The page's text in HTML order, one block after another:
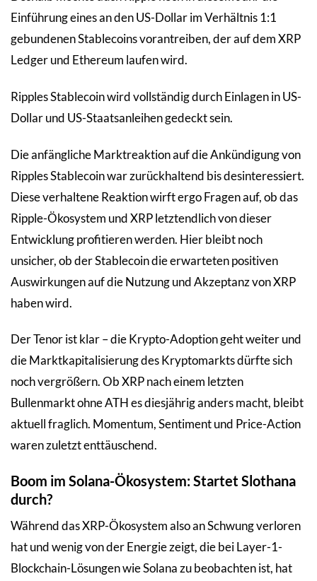
Einführung eines an den US-Dollar im Verhältnis 1:1
gebundenen Stablecoins vorantreiben, der auf dem XRP
Ledger und Ethereum laufen wird.
Ripples Stablecoin wird vollständig durch Einlagen in US-
Dollar und US-Staatsanleihen gedeckt sein.
Die anfängliche Marktreaktion auf die Ankündigung von
Ripples Stablecoin war zurückhaltend bis desinteressiert.
Diese verhaltene Reaktion wirft ergo Fragen auf, ob das
Ripple-Ökosystem und XRP letztendlich von dieser
Entwicklung profitieren werden. Hier bleibt noch
unsicher, ob der Stablecoin die erwarteten positiven
Auswirkungen auf die Nutzung und Akzeptanz von XRP
haben wird.
Der Tenor ist klar – die Krypto-Adoption geht weiter und
die Marktkapitalisierung des Kryptomarkts dürfte sich
noch vergrößern. Ob XRP nach einem letzten
Bullenmarkt ohne ATH es diesjährig anders macht, bleibt
aktuell fraglich. Momentum, Sentiment und Price-Action
waren zuletzt enttäuschend.
Boom im Solana-Ökosystem: Startet Slothana
durch?
Während das XRP-Ökosystem also an Schwung verloren
hat und wenig von der Energie zeigt, die bei Layer-1-
Blockchain-Lösungen wie Solana zu beobachten ist, hat